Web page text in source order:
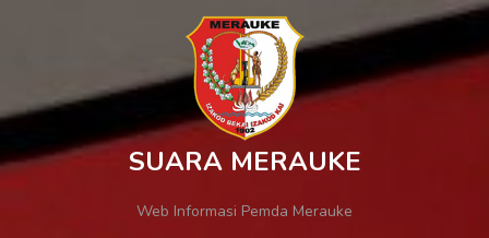
SUARA MERAUKE
Web Informasi Pemda Merauke